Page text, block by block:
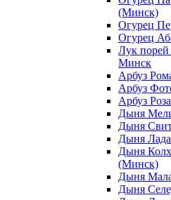
(Минск)
Огурец
Огурец
Лук порей
Минск
Арбуз
Арбуз
Арбуз
Дыня
Дыня
Дыня
Дыня
(Минск)
Дыня
Дыня